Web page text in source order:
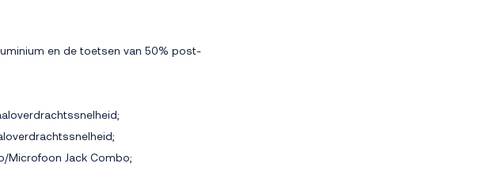
en de toetsen van 50% post-
Microfoon Jack Combo;